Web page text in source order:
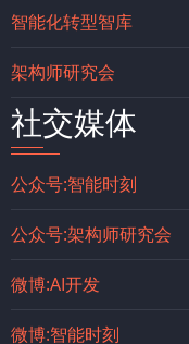
智能化转型智库
架构师研究会
社交媒体
公众号:智能时刻
公众号:架构师研究会
微博:AI开发
微博:智能时刻